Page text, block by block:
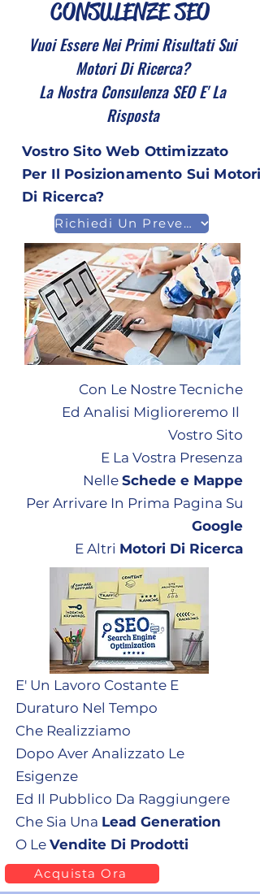
CONSULENZE SEO
Vuoi Essere Nei Primi Risultati Sui
Motori Di Ricerca?
La Nostra Consulenza SEO E' La
Risposta
Vostro Sito Web Ottimizzato
Per Il Posizionamento Sui Motori
Di Ricerca?
Con Le Nostre Tecniche
Ed Analisi Miglioreremo Il
Vostro Sito
E La Vostra Presenza
Nelle Schede e Mappe
Per Arrivare In Prima Pagina Su
Google
E Altri Motori Di Ricerca
E' Un Lavoro Costante E
Duraturo Nel Tempo
Che Realizziamo
Dopo Aver Analizzato Le
Esigenze
Ed Il Pubblico Da Raggiungere
Che Sia Una Lead Generation
O Le Vendite Di Prodotti
Richiedi Un Preventivo
Acquista Ora